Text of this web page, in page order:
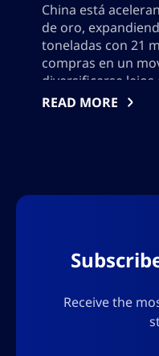
China está
de oro,
toneladas con 21
compras en un
diversificarse
e impulsar la
READ MORE
Receive the